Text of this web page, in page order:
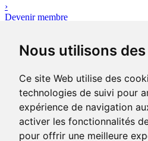
Nous utilisons
Ce site Web utilise des
technologies de suivi pour
expérience de navigation
activer les fonctionnalités
pour offrir une meilleure
›
Devenir membre
Avez-vous votre plan d’affaires ?
Le plan d’affaires réunit l’ensemble
portez.
Consulter les outils